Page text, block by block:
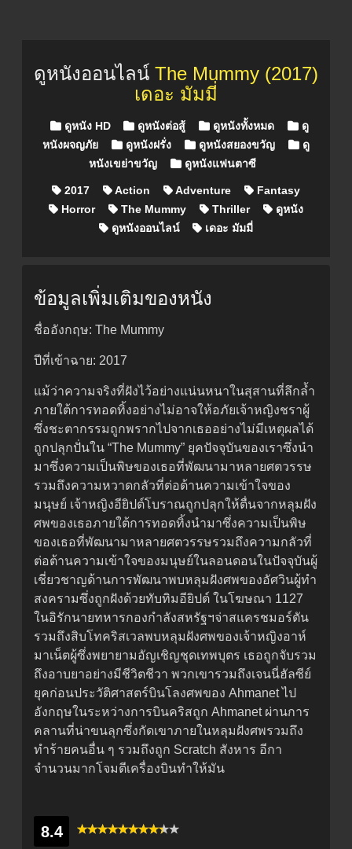
ดูหนังออนไลน์ The Mummy (2017)
เดอะ มัมมี่
Posted in
ดูหนัง HD ดูหนังต่อสู้ ดูหนังทั้งหมด
ดู
หนังผจญภัย
ดูหนังฝรั่ง ดูหนังสยองขวัญ
ดู
หนังเขย่าขวัญ
ดูหนังแฟนตาซี
2017 Action Adventure
Fantasy
Horror
The Mummy Thriller
ดูหนัง
ดูหนังออนไลน์
เดอะ มัมมี่
ข้อมูลเพิ่มเติมของหนัง
ชื่ออังกฤษ: The Mummy
ปีที่เข้าฉาย: 2017
แม้ว่าความจริงที่ฝังไว้อย่างแน่นหนาในสุสานที่ลึกล้ำ
ภายใต้การทอดทิ้งอย่างไม่อาจให้อภัยเจ้าหญิงชราผู้
ซึ่งชะตากรรมถูกพรากไปจากเธออย่างไม่มีเหตุผลได้
ถูกปลุกปั่นใน “The Mummy” ยุคปัจจุบันของเราซึ่งนำ
มาซึ่งความเป็นพิษของเธอที่พัฒนามาหลายศตวรรษ
รวมถึงความหวาดกลัวที่ต่อต้านความเข้าใจของ
มนุษย์ เจ้าหญิงอียิปต์โบราณถูกปลุกให้ตื่นจากหลุมฝัง
ศพของเธอภายใต้การทอดทิ้งนำมาซึ่งความเป็นพิษ
ของเธอที่พัฒนามาหลายศตวรรษรวมถึงความกลัวที่
ต่อต้านความเข้าใจของมนุษย์ในลอนดอนในปัจจุบันผู้
เชี่ยวชาญด้านการพัฒนาพบหลุมฝังศพของอัศวินผู้ทำ
สงครามซึ่งถูกฝังด้วยทับทิมอียิปต์ ในโฆษณา 1127
ในอิรักนายทหารกองกำลังสหรัฐฯจ่าสแครชมอร์ตัน
รวมถึงสิบโทคริสเวลพบหลุมฝังศพของเจ้าหญิงอาห์
มาเน็ตผู้ซึ่งพยายามอัญเชิญชุดเทพบุตร เธอถูกจับรวม
ถึงอาบยาอย่างมีชีวิตชีวา พวกเขารวมถึงเจนนี่ฮัลซีย์
ยุคก่อนประวัติศาสตร์บินโลงศพของ Ahmanet ไป
อังกฤษในระหว่างการบินคริสถูก Ahmanet ผ่านการ
คลานที่น่าขนลุกซึ่งกัดเขาภายในหลุมฝังศพรวมถึง
ทำร้ายคนอื่น ๆ รวมถึงถูก Scratch สังหาร อีกา
จำนวนมากโจมตีเครื่องบินทำให้มัน
8.4